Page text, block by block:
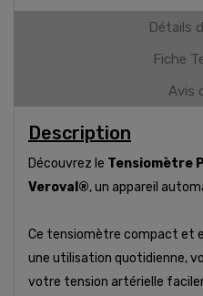
Détails
Fiche
Avis
Description
Découvrez le Tensiomètre
Veroval®, un appareil
Ce tensiomètre compact et
une utilisation quotidienne,
votre tension artérielle